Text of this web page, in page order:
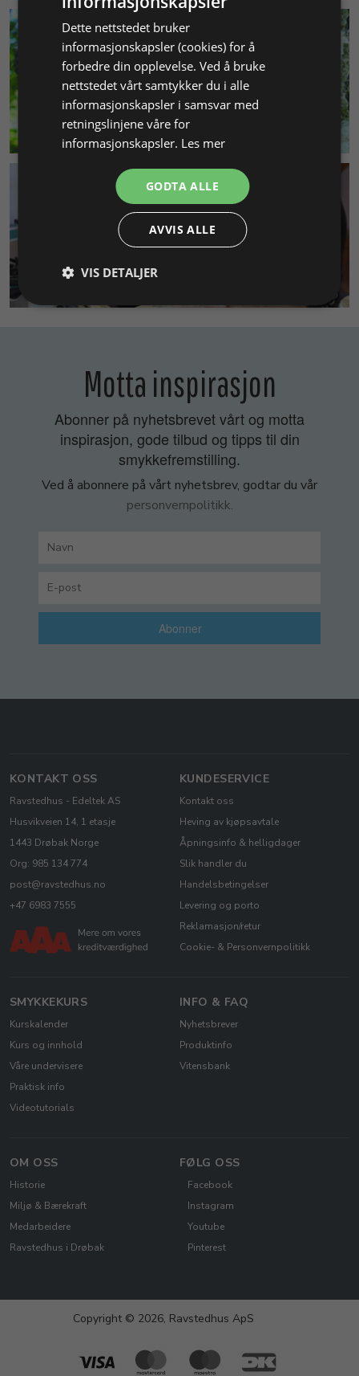
MILJØ & BÆREKRAFT
SMYKKEKURS
Motta inspirasjon
Abonner på nyhetsbrevet vårt og motta
inspirasjon, gode tilbud og tipps til din
smykkefremstilling.
Ved å abonnere på vårt nyhetsbrev, godtar du vår
personvernpolitikk.
Abonner
KONTAKT OSS
Ravstedhus - Edeltek AS
Husvikveien 14, 1 etasje
1443 Drøbak Norge
Org: 985 134 774
post@ravstedhus.no
+47 6983 7555
KUNDESERVICE
Kontakt oss
Heving av kjøpsavtale
Åpningsinfo & helligdager
Slik handler du
Handelsbetingelser
Levering og porto
Reklamasjon/retur
Cookie- & Personvernpolitikk
SMYKKEKURS
Kurskalender
Kurs og innhold
Våre undervisere
Praktisk info
Videotutorials
INFO & FAQ
Nyhetsbrever
Produktinfo
Vitensbank
OM OSS
Historie
Miljø & Bærekraft
Medarbeidere
Ravstedhus i Drøbak
FØLG OSS
Facebook
Instagram
Youtube
Pinterest
Copyright © 2026, Ravstedhus ApS
Dette nettstedet bruker
informasjonskapsler (cookies) for å
forbedre din opplevelse. Ved å bruke
nettstedet vårt samtykker du i alle
informasjonskapsler i samsvar med
retningslinjene våre for
informasjonskapsler. Les mer
GODTA ALLE
AVVIS ALLE
VIS DETALJER